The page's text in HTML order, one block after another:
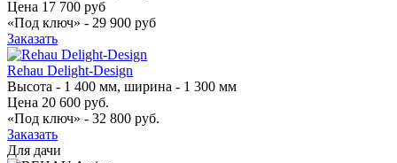
Цена 17 700 руб
«Под ключ» - 29 900 руб
Заказать
Rehau Delight-Design
Высота - 1 400 мм, ширина - 1 300 мм
Цена 20 600 руб.
«Под ключ» - 32 800 руб.
Заказать
Для дачи